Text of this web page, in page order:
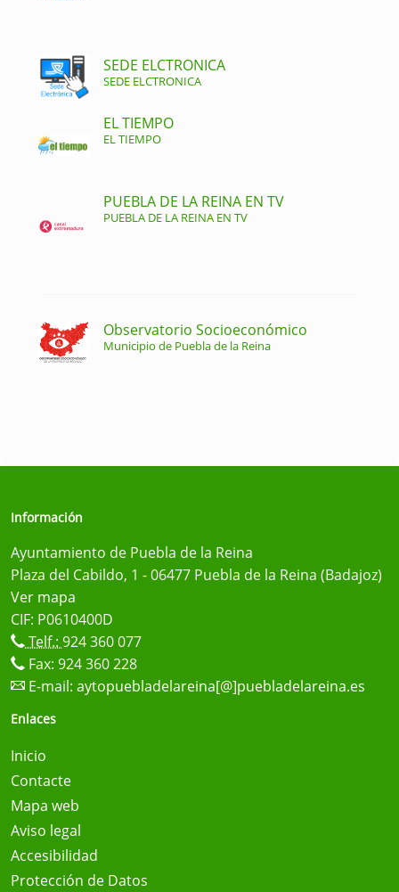
SEDE ELCTRONICA
SEDE ELCTRONICA
EL TIEMPO
EL TIEMPO
PUEBLA DE LA REINA EN TV
PUEBLA DE LA REINA EN TV
Observatorio Socioeconómico
Municipio de Puebla de la Reina
Información
Ayuntamiento de Puebla de la Reina
Plaza del Cabildo, 1 - 06477 Puebla de la Reina (Badajoz)
Ver mapa
CIF: P0610400D
Telf.: 924 360 077
Fax: 924 360 228
E-mail: aytopuebladelareina[@]puebladelareina.es
Enlaces
Inicio
Contacte
Mapa web
Aviso legal
Accesibilidad
Protección de Datos